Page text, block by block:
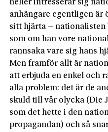
heller intresserar sig
anhängare egentligen är
sitt hjärta – nationalisten
som om han vore
rannsaka vare sig hans
Men framför allt är
att erbjuda en enkel och
alla problem: det är de
skuld till vår olycka (Die
som det hette i den
propagandan) och så